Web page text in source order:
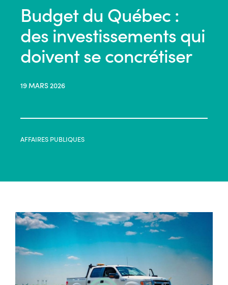
Budget du Québec :
des investissements qui
doivent se concrétiser
19 MARS 2026
AFFAIRES PUBLIQUES